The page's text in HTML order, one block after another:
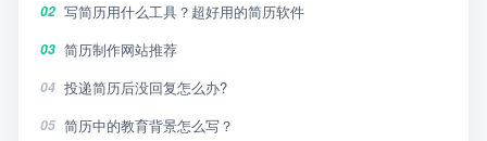
02 写简历用什么工具？超好用的简历软件
03 简历制作网站推荐
04 投递简历后没回复怎么办?
05 简历中的教育背景怎么写？